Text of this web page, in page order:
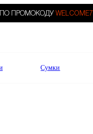
ПРОМОКОДУ WELCOME7.
Сумки